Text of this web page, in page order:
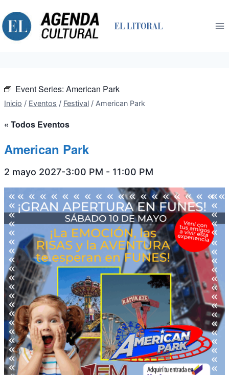
al
contenido
Event Series: American Park
Inicio / Eventos / Festival / American Park
« Todos Eventos
American Park
2 mayo 2027-3:00 PM - 11:00 PM